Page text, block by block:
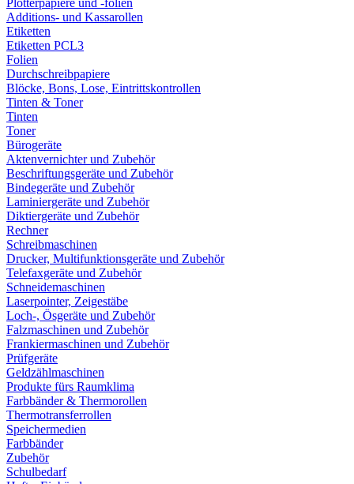
Plotterpapiere und -folien
Additions- und Kassarollen
Etiketten
Etiketten PCL3
Folien
Durchschreibpapiere
Blöcke, Bons, Lose, Eintrittskontrollen
Tinten & Toner
Tinten
Toner
Bürogeräte
Aktenvernichter und Zubehör
Beschriftungsgeräte und Zubehör
Bindegeräte und Zubehör
Laminiergeräte und Zubehör
Diktiergeräte und Zubehör
Rechner
Schreibmaschinen
Drucker, Multifunktionsgeräte und Zubehör
Telefaxgeräte und Zubehör
Schneidemaschinen
Laserpointer, Zeigestäbe
Loch-, Ösgeräte und Zubehör
Falzmaschinen und Zubehör
Frankiermaschinen und Zubehör
Prüfgeräte
Geldzählmaschinen
Produkte fürs Raumklima
Farbbänder & Thermorollen
Thermotransferrollen
Speichermedien
Farbbänder
Zubehör
Schulbedarf